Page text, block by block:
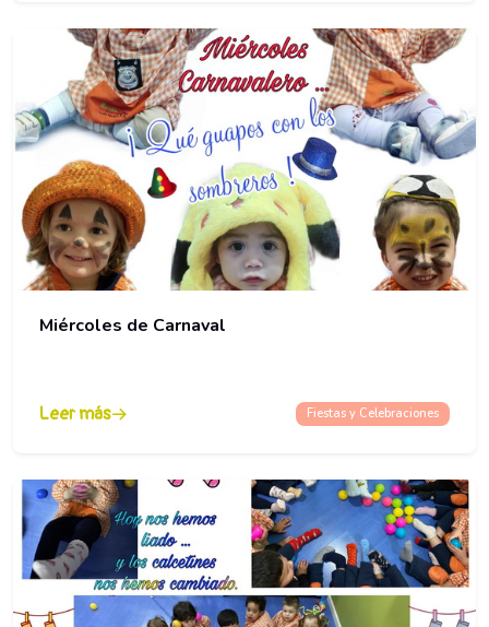
Miércoles de Carnaval
Leer más Fiestas y Celebraciones